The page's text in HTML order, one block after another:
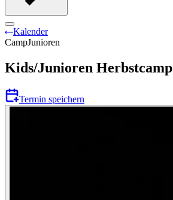
Kalender
CampJunioren
Kids/Junioren Herbstcamp
Termin speichern